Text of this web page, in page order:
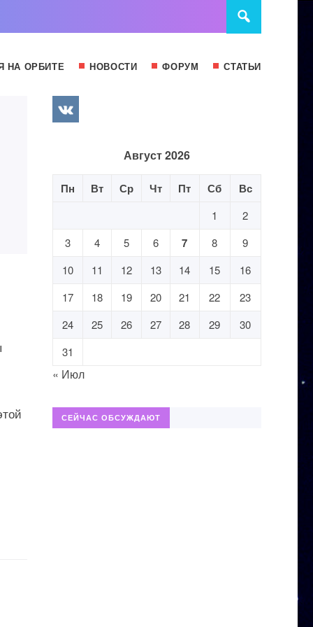
НА ОРБИТЕ НОВОСТИ ФОРУМ СТАТЬИ
Август 2026
Пн Вт Ср Чт Пт Сб Вс
1
2
3
4 5 6 7 8
9
10
11 12 13 14 15
16
17
18 19 20 21 22
23
24
25 26 27 28 29
30
31
« Июл
СЕЙЧАС ОБСУЖДАЮТ